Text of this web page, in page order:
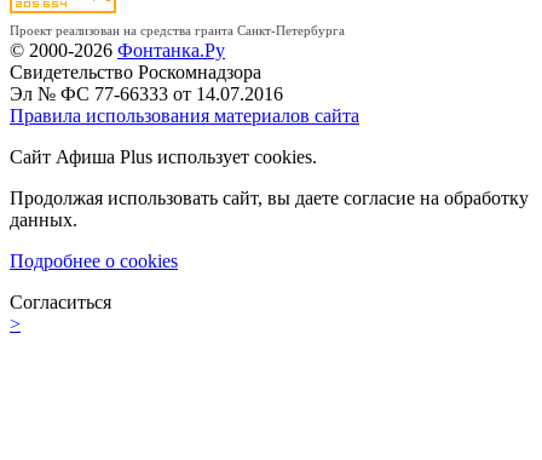
Проект реализован на средства гранта Санкт-Петербурга
© 2000-2026 Фонтанка.Ру
Свидетельство Роскомнадзора
Эл № ФС 77-66333 от 14.07.2016
Правила использования материалов сайта
Сайт Афиша Plus использует cookies.
Продолжая использовать сайт, вы даете согласие на обработку
данных.
Подробнее о cookies
Согласиться
>